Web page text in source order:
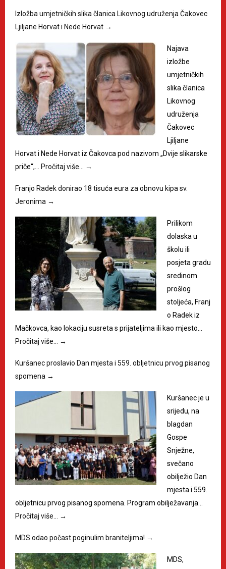
Izložba umjetničkih slika članica Likovnog udruženja Čakovec
Ljiljane Horvat i Nede Horvat →
Najava
izložbe
umjetničkih
slika članica
Likovnog
udruženja
Čakovec
Ljiljane
Horvat i Nede Horvat iz Čakovca pod nazivom „Dvije slikarske
priče“,… Pročitaj više… →
Franjo Radek donirao 18 tisuća eura za obnovu kipa sv.
Jeronima →
Prilikom
dolaska u
školu ili
posjeta gradu
sredinom
prošlog
stoljeća, Franj
o Radek iz
Mačkovca, kao lokaciju susreta s prijateljima ili kao mjesto…
Pročitaj više…
→
Kuršanec proslavio Dan mjesta i 559. obljetnicu prvog pisanog
spomena →
Kuršanec je u
srijedu, na
blagdan
Gospe
Snježne,
svečano
obilježio Dan
mjesta i 559.
obljetnicu prvog pisanog spomena. Program obilježavanja…
Pročitaj više…
→
MDS odao počast poginulim braniteljima! →
MDS,